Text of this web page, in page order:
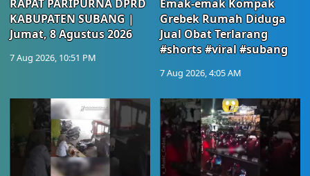
RAPAT PARIPURNA DPRD
KABUPATEN SUBANG |
Jumat, 8 Agustus 2026
7 Aug 2026, 10:51 PM
Emak-emak Kompak
Grebek Rumah Diduga
Jual Obat Terlarang
#shorts #viral #subang
7 Aug 2026, 4:05 AM